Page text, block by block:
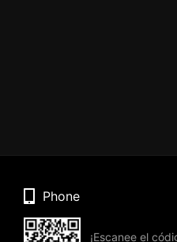
Phone
¡Escanee el